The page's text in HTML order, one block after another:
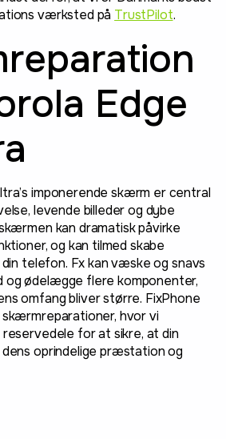
værksted på TrustPilot.
Edge
imponerende skærm er central
levende billeder og dybe
kan dramatisk påvirke
og kan tilmed skabe
telefon. Fx kan væske og snavs
og ødelægge flere komponenter,
omfang bliver større. FixPhone
hvor vi
for at sikre, at din
oprindelige præstation og